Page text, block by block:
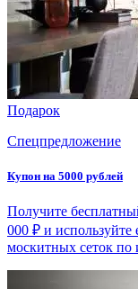
Подарок
Спецпредложение
Купон на 5000 рублей
Получите
000 ₽ и используйте
москитных сеток по